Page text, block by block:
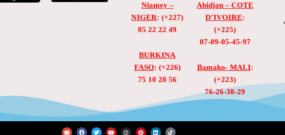
Niamey –
NIGER: (+227)
85 22 22 49
BURKINA
FASO: (+226)
75 10 28 56
Abidjan – COTE
D’IVOIRE:
(+225)
07-09-05-45-97
Bamako- MALI:
(+223)
76-26-38-29
E
n
F
a
T
w
Y
o
I
n
P
i
L
i
T
i